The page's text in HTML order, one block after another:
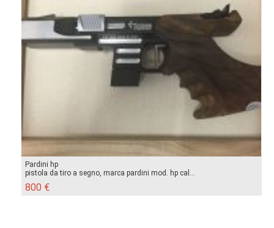
Pardini hp
pistola da tiro a segno, marca pardini mod. hp cal...
800 €